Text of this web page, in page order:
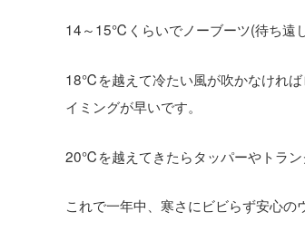
14～15℃くらいでノーブーツ(待ち遠し
18℃を越えて冷たい風が吹かなければ
イミングが早いです。
20℃を越えてきたらタッパーやトラン
これで一年中、寒さにビビらず安心の